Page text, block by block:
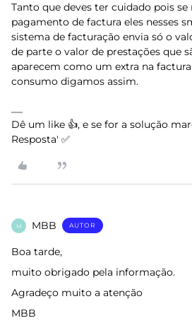
Tanto que deves ter cuidado pois se
pagamento de factura eles nesses
sistema de facturação envia só o
de parte o valor de prestações que
aparecem como um extra na
consumo digamos assim.
Dê um like 👍, e se for a solução
Resposta' ✅
M MBB AUTOR
Boa tarde,
muito obrigado pela informação.
Agradeço muito a atenção
MBB